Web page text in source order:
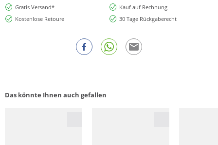
Gratis Versand*
Kauf auf Rechnung
Kostenlose Retoure
30 Tage Rückgaberecht
Das könnte Ihnen auch gefallen